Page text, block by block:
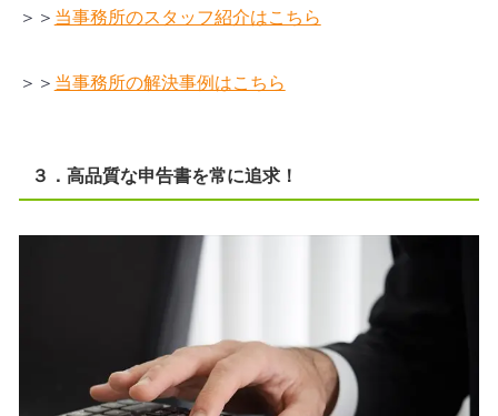
＞＞ 当事務所のスタッフ紹介はこちら
＞＞ 当事務所の解決事例はこちら
３．高品質な申告書を常に追求！